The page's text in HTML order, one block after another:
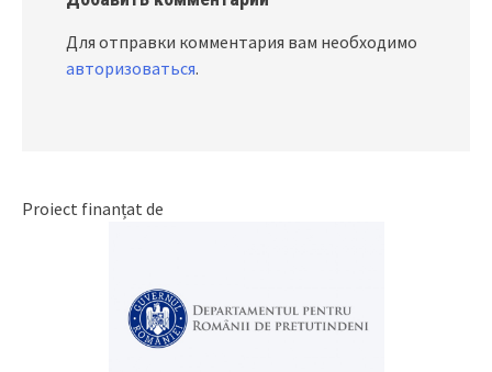
Для отправки комментария вам необходимо
авторизоваться.
Proiect finanțat de